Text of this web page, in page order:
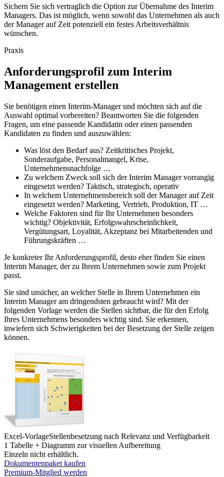
Sichern Sie sich vertraglich die Option zur Übernahme des Interim
Managers. Das ist möglich, wenn sowohl das Unternehmen als auch
der Manager auf Zeit potenziell ein festes Arbeitsverhältnis
wünschen.
Praxis
Anforderungsprofil zum Interim
Management erstellen
Sie benötigen einen Interim-Manager und möchten sich auf die
Auswahl optimal vorbereiten? Beantworten Sie die folgenden
Fragen, um eine passende Kandidatin oder einen passenden
Kandidaten zu finden und auszuwählen:
Was löst den Bedarf aus? Zeitkritisches Projekt,
Sonderaufgabe, Personalmangel, Krise,
Unternehmensnachfolge …
Zu welchem Zweck soll sich der Interim Manager vorrangig
eingesetzt werden? Taktisch, strategisch, operativ
In welchem Unternehmensbereich soll der Manager auf Zeit
eingesetzt werden? Marketing, Vertrieb, Produktion, IT …
Welche Faktoren sind für Ihr Unternehmen besonders
wichtig? Objektivität, Erfolgswahrscheinlichkeit,
Vergütungsart, Loyalität, Akzeptanz bei Mitarbeitenden und
Führungskräften …
Je konkreter Ihr Anforderungsprofil, desto eher finden Sie einen
Interim Manager, der zu Ihrem Unternehmen sowie zum Projekt
passt.
Sie sind unsicher, an welcher Stelle in Ihrem Unternehmen ein
Interim Manager am dringendsten gebraucht wird? Mit der
folgenden Vorlage werden die Stellen sichtbar, die für den Erfolg
Ihres Unternehmens besonders wichtig sind. Sie erkennen,
inwiefern sich Schwierigkeiten bei der Besetzung der Stelle zeigen
können.
Excel-VorlageStellenbesetzung nach Relevanz und Verfügbarkeit
1 Tabelle + Diagramm zur visuellen Aufbereitung
Einzeln nicht erhältlich.
Dokumentenpaket kaufen
Premium-Mitglied werden